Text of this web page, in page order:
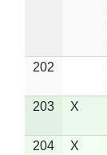
202
203 X
204 X